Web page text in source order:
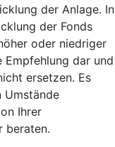
der Anlage. In
der Fonds
oder niedriger
Empfehlung dar und
ersetzen. Es
Umstände
Ihrer
beraten.